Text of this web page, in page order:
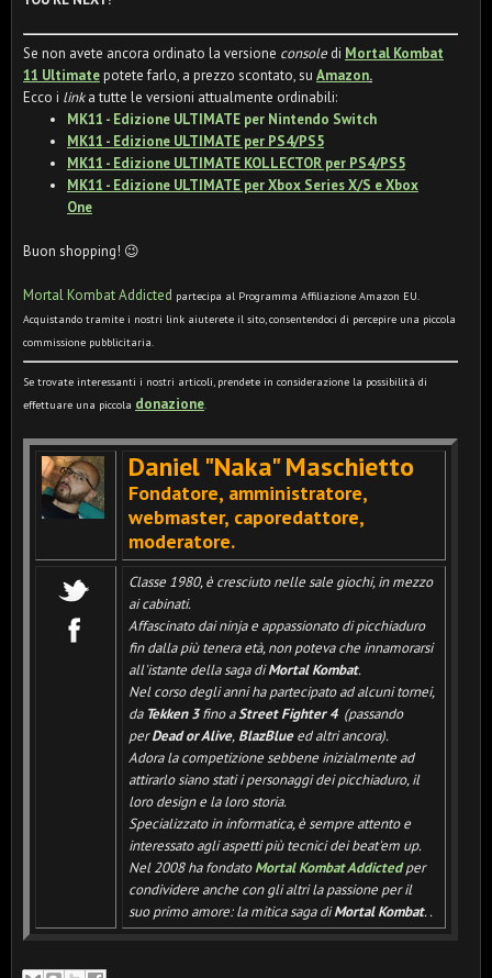
Se non avete ancora ordinato la versione console di Mortal Kombat
11 Ultimatepotete farlo, a prezzo scontato, su Amazon.
Ecco i linka tutte le versioni attualmente ordinabili:
MK11 - Edizione ULTIMATE per Nintendo Switch
MK11 - Edizione ULTIMATE per PS4/PS5
MK11 - Edizione ULTIMATE KOLLECTOR per PS4/PS5
MK11 - Edizione ULTIMATE per Xbox Series X/S e Xbox
One
Buon shopping! 😉
Mortal Kombat Addicted partecipa al Programma Affiliazione Amazon EU.
Acquistando tramite i nostri link aiuterete il sito, consentendoci di percepire una piccola
commissione pubblicitaria.
Se trovate interessanti i nostri articoli, prendete in considerazione la possibilità di
effettuare una piccola donazione
Daniel "Naka" Maschietto
Fondatore, amministratore,
webmaster, caporedattore,
moderatore.
Classe 1980, è cresciuto nelle sale giochi, in mezzo
ai cabinati.
Affascinato dai ninja e appassionato di picchiaduro
fin dalla più tenera età, non poteva che innamorarsi
all'istante della saga diMortal Kombat.
Nel corso degli anni ha partecipato ad alcuni tornei,
da Tekken 3fino aStreet Fighter 4(passando
perDead or Alive, BlazBlueed altri ancora).
Adora la competizione sebbene inizialmente ad
attirarlo siano stati i personaggi dei picchiaduro, il
loro design e la loro storia.
Specializzato in informatica, è sempre attento e
interessato agli aspetti più tecnici dei beat'em up.
Nel 2008 ha fondatoMortal Kombat Addictedper
condividere anche con gli altri la passione per il
suo primo amore: la mitica saga diMortal Kombat..